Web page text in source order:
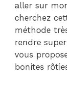
aller sur
cherchez
méthode
rendre
vous
bonites